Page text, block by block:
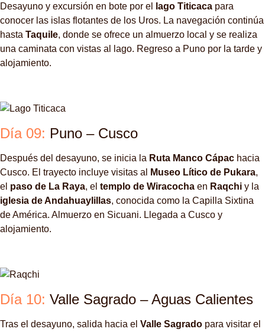
Desayuno y excursión en bote por el lago Titicaca para
conocer las islas flotantes de los Uros. La navegación continúa
hasta Taquile, donde se ofrece un almuerzo local y se realiza
una caminata con vistas al lago. Regreso a Puno por la tarde y
alojamiento.
Día 09: Puno – Cusco
Después del desayuno, se inicia la Ruta Manco Cápac hacia
Cusco. El trayecto incluye visitas al
Museo Lítico de Pukara,
el paso de La Raya, el templo de Wiracocha en Raqchi y la
iglesia de Andahuaylillas, conocida como la Capilla Sixtina
de América. Almuerzo en Sicuani. Llegada a Cusco y
alojamiento.
Día 10: Valle Sagrado – Aguas Calientes
Tras el desayuno, salida hacia el Valle Sagrado para visitar el